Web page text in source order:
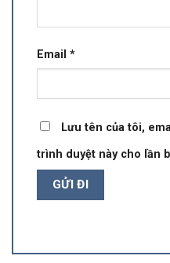
Email *
Lưu tên của tôi,
trình duyệt này cho lần